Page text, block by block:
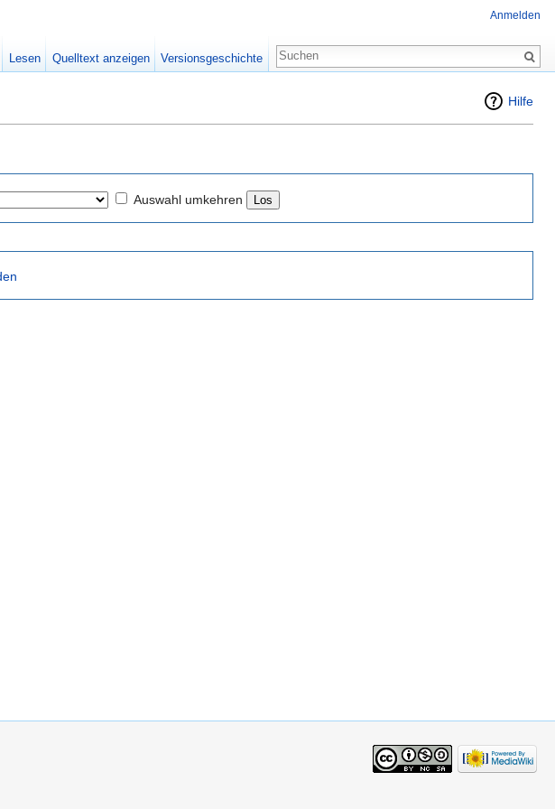
Hilfe
Auswahl umkehren
Anmelden
Lesen Quelltext anzeigen Versionsgeschichte